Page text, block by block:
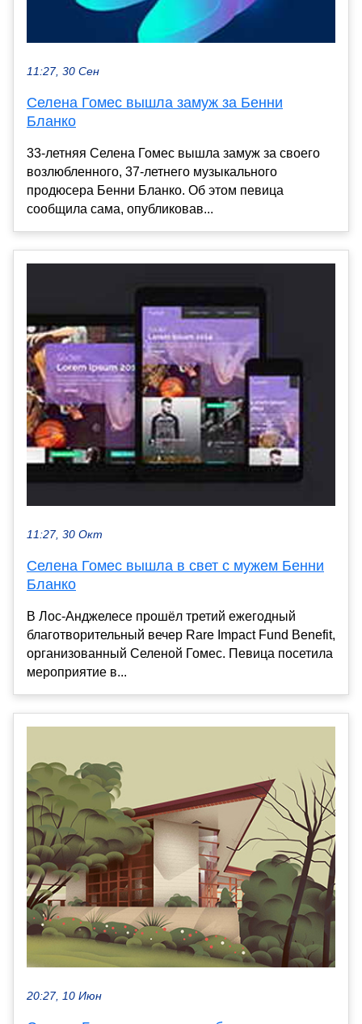
11:27, 30 Сен
Селена Гомес вышла замуж за Бенни
Бланко
33-летняя Селена Гомес вышла замуж за своего
возлюбленного, 37-летнего музыкального
продюсера Бенни Бланко. Об этом певица
сообщила сама, опубликовав...
11:27, 30 Окт
Селена Гомес вышла в свет с мужем Бенни
Бланко
В Лос-Анджелесе прошёл третий ежегодный
благотворительный вечер Rare Impact Fund Benefit,
организованный Селеной Гомес. Певица посетила
мероприятие в...
20:27, 10 Июн